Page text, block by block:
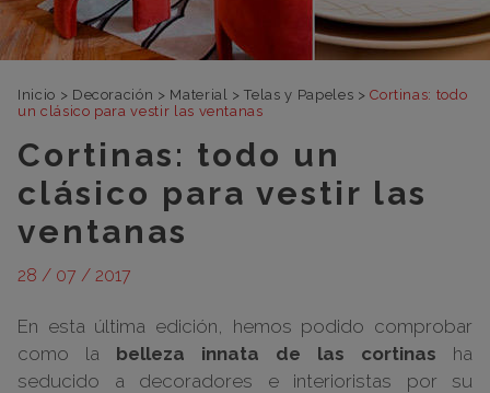
Inicio > Decoración > Material >Telas y Papeles >Cortinas: todo
un clásico para vestir las ventanas
Cortinas: todo un
clásico para vestir las
ventanas
28 / 07 / 2017
En esta última edición, hemos podido comprobar
como la belleza innata de las cortinas ha
seducido a decoradores e interioristas por su